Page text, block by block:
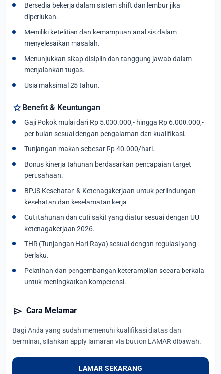
Bersedia bekerja dalam sistem shift dan lembur jika
diperlukan.
Memiliki ketelitian dan kemampuan analisis dalam
menyelesaikan masalah.
Menunjukkan sikap disiplin dan tanggung jawab dalam
menjalankan tugas.
Usia maksimal 25 tahun.
starBenefit & Keuntungan
Gaji Pokok mulai dari Rp 5.000.000,- hingga Rp 6.000.000,-
per bulan sesuai dengan pengalaman dan kualifikasi.
Tunjangan makan sebesar Rp 40.000/hari.
Bonus kinerja tahunan berdasarkan pencapaian target
perusahaan.
BPJS Kesehatan & Ketenagakerjaan untuk perlindungan
kesehatan dan keselamatan kerja.
Cuti tahunan dan cuti sakit yang diatur sesuai dengan UU
ketenagakerjaan 2026.
THR (Tunjangan Hari Raya) sesuai dengan regulasi yang
berlaku.
Pelatihan dan pengembangan keterampilan secara berkala
untuk meningkatkan kompetensi.
send Cara Melamar
Bagi Anda yang sudah memenuhi kualifikasi diatas dan
berminat, silahkan apply lamaran via button LAMAR dibawah.
LAMAR SEKARANG